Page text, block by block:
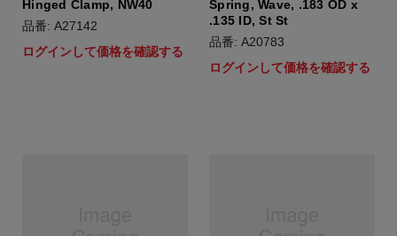
Hinged Clamp, NW40
品番: A27142
ログインして価格を確認する
Spring, Wave, .183 OD x
.135 ID, St St
品番: A20783
ログインして価格を確認する